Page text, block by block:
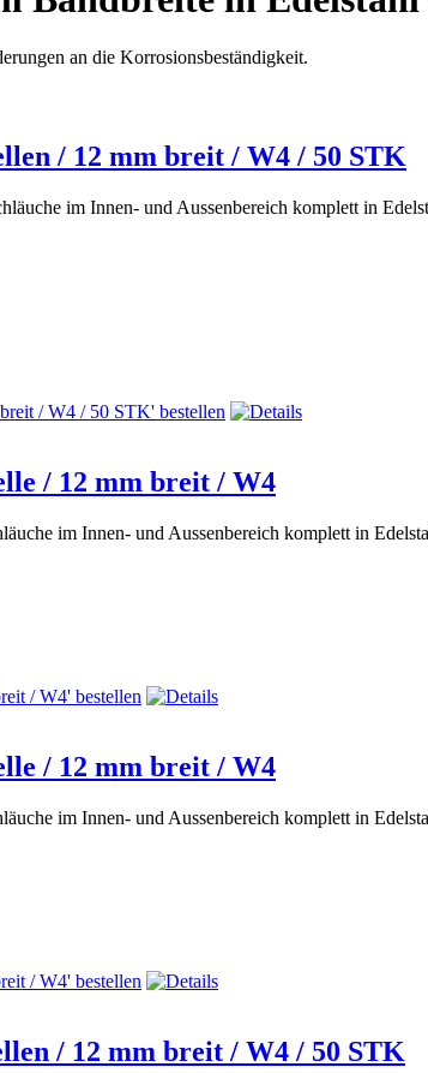
an die Korrosionsbeständigkeit.
/ 12 mm breit / W4 / 50 STK
im Innen- und Aussenbereich komplett in
/ 12 mm breit / W4
im Innen- und Aussenbereich komplett in
/ 12 mm breit / W4
im Innen- und Aussenbereich komplett in
/ 12 mm breit / W4 / 50 STK